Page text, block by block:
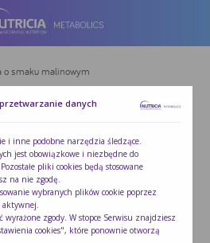
o smaku malinowym
O SMAKU
2022-10-24
danych
i inne podobne narzędzia śledzące.
jest obowiązkowe i niezbędne do
pliki cookies będą stosowane
na nie zgodę.
wybranych plików cookie poprzez
zgody. W stopce Serwisu znajdziesz
cookies", które ponownie otworzą